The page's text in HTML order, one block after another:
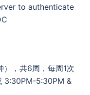
to authenticate
，共6周，每周1次
3:30PM-5:30PM &